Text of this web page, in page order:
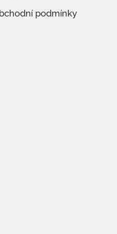
podmínky